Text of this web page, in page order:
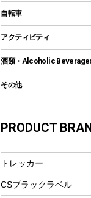
グランドシート
ガイドロープ
ツール
焚き火台&ストーブ
火起こし
バーベキューツール
燃料・着火剤・炭
クッキングツール
ナイフ
カトラリー
マグカップ、カップ
フードボトル
コーヒー&ミル
ディズニーボトル
保冷剤
リュック、バックパック
トートバッグ、サコッシュ
ショッピングキャリー
その他アウトドア雑貨
レイン
ツール、他
インフレータブル
カヤック
パドル
ヘルメット
アクセサリー
自転車
折りたたみ自転車
スポーツサイクル
シティサイクル
自転車用アクセサリー
自転車ウェア
アクティビティ
マリン
ラッシュガード
テント
フローティングベスト
ヘルメット
酒類・Alcoholic
その他
湯たんぽ
PRODUCT
トレッカー
CSブラックラベル